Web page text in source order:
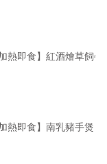
加熱即食】紅酒燴草飼牛
加熱即食】南乳豬手煲